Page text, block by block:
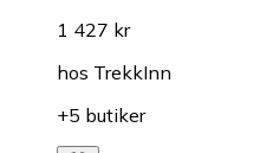
1 427 kr
hos TrekkInn
+5 butiker